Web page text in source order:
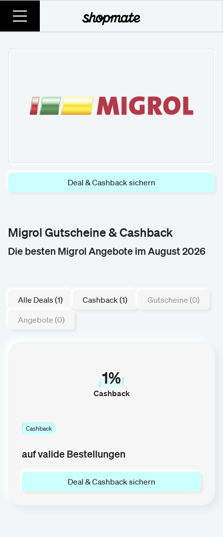
Deal & Cashback sichern
Migrol Gutscheine & Cashback
Die besten Migrol Angebote im August 2026
Alle Deals (1) Cashback (1)
Gutscheine (0)
Angebote (0)
1%
Cashback
Cashback
auf valide Bestellungen
Deal & Cashback sichern